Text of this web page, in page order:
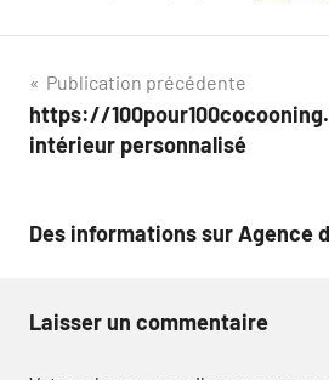
Navigation
de
Publication précédente
https://
intérieur personnalisé
Des informations sur Agence
Laisser un commentaire